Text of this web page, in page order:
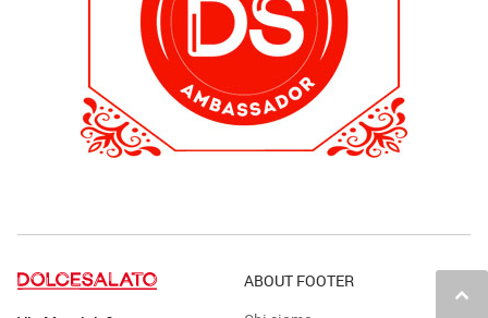
keyboard_arrow_up
ABOUT FOOTER